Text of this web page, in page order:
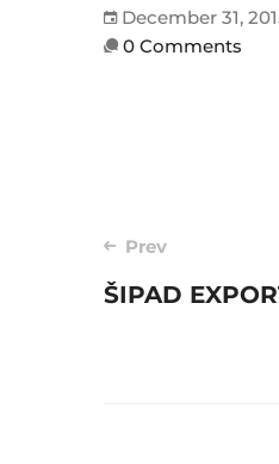
December 31,
0 Comments
Post
Prev
ŠIPAD